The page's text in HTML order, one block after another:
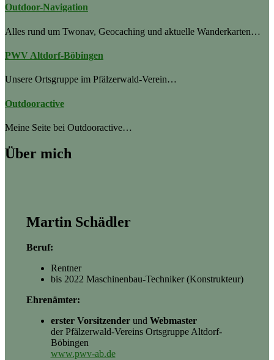
Outdoor-Navigation
Alles rund um Twonav, Geocaching und aktuelle Wanderkarten…
PWV Altdorf-Böbingen
Unsere Ortsgruppe im Pfälzerwald-Verein…
Outdooractive
Meine Seite bei Outdooractive…
Über mich
Martin Schädler
Beruf:
Rentner
bis 2022 Maschinenbau-Techniker (Konstrukteur)
Ehrenämter:
erster Vorsitzender und Webmaster
der Pfälzerwald-Vereins Ortsgruppe Altdorf-
Böbingen
www.pwv-ab.de